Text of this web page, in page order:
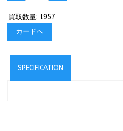
買取数量: 1957
カードへ
SPECIFICATION